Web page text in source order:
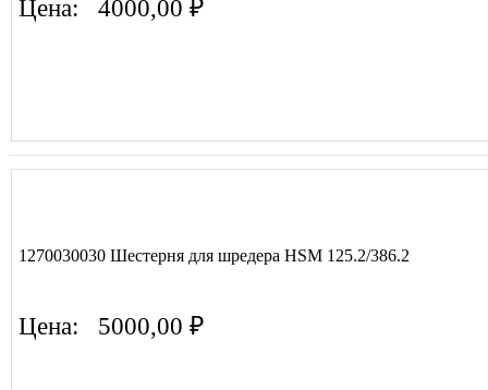
Цена: 4000,00 ₽
1270030030 Шестерня для шредера HSM 125.2/386.2
Цена: 5000,00 ₽